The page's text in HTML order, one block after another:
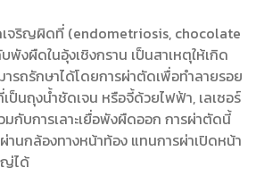
เจริญผิดที่ (endometriosis, chocolate
งผืดในอุ้งเชิงกราน เป็นสาเหตุให้เกิด
ารถรักษาได้โดยการผ่าตัดเพื่อทำลายรอย
นถุงน้ำชัดเจน หรือจี้ด้วยไฟฟ้า, เลเซอร์
มกับการเลาะเยื่อพังผืดออก การผ่าตัดนี้
นกล้องทางหน้าท้อง แทนการผ่าเปิดหน้า
ญ่ได้